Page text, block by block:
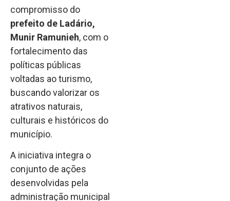
compromisso do
prefeito de Ladário,
Munir Ramunieh, com o
fortalecimento das
políticas públicas
voltadas ao turismo,
buscando valorizar os
atrativos naturais,
culturais e históricos do
município.
A iniciativa integra o
conjunto de ações
desenvolvidas pela
administração municipal